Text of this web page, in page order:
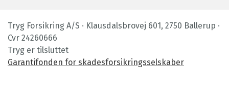
Tryg Forsikring A/S · Klausdalsbrovej 601, 2750 Ballerup ·
Cvr 24260666
Tryg er tilsluttet
Garantifonden for skadesforsikringsselskaber